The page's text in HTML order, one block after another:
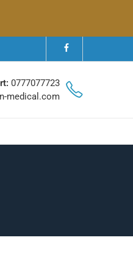
0777077723
medical.com